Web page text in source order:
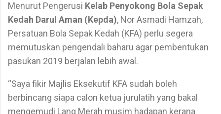
Menurut Pengerusi Kelab Penyokong Bola Sepak
Kedah Darul Aman (Kepda), Nor Asmadi Hamzah,
Persatuan Bola Sepak Kedah (KFA) perlu segera
memutuskan pengendali baharu agar pembentukan
pasukan 2019 berjalan lebih awal.
“Saya fikir Majlis Eksekutif KFA sudah boleh
berbincang siapa calon ketua jurulatih yang bakal
mengemudi Lang Merah musim hadapan kerana